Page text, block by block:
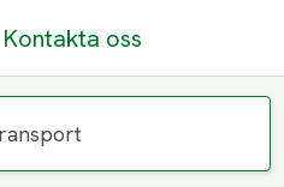
Kontakta oss